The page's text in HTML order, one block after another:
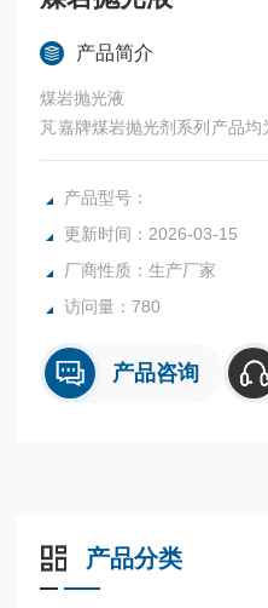
产品简介
煤岩抛光液
芃嘉牌煤岩抛光剂系列产品均
高质量的颗粒呈等积形状；
名义尺寸相一致的高比例颗
煤焦岩制样耗材系列，针对
煤岩抛光布，煤岩专用抛光
材。
产品型号：
更新时间：2026-03-15
厂商性质：生产厂家
访问量：780
产品咨询
产品分类